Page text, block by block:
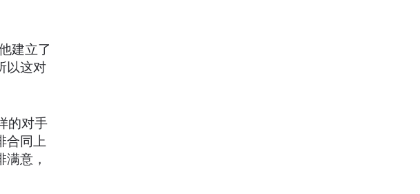
建立了
以这对
的对手
合同上
意，